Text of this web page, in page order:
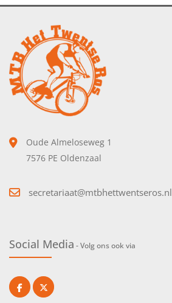
Oude Almeloseweg 1
7576 PE Oldenzaal
secretariaat@mtbhettwentseros.nl
Social Media - Volg ons ook via